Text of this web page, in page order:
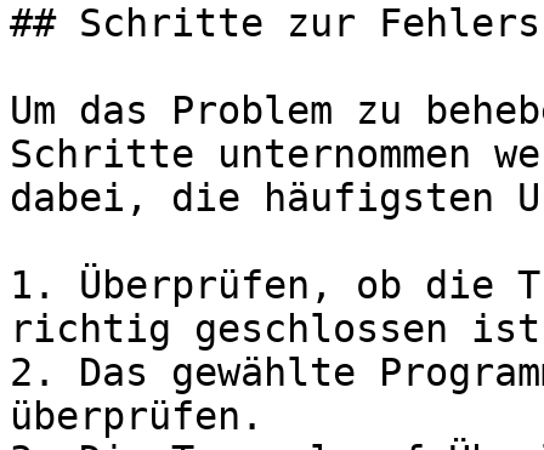
## Schritte zur
Um das Problem zu
Schritte unternommen
dabei, die häufigsten
1. Überprüfen, ob die
richtig geschlossen
2. Das gewählte
überprüfen.